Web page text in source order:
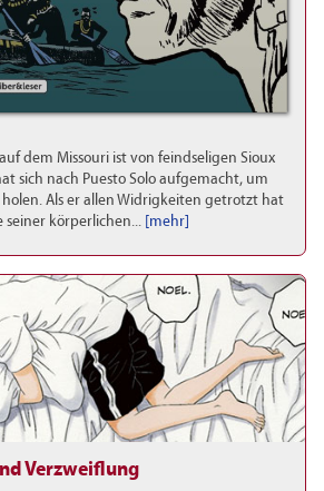
dem Missouri ist von feindseligen Sioux
sich nach Puesto Solo aufgemacht, um
Als er allen Widrigkeiten getrotzt hat
seiner körperlichen... [mehr]
Verzweiflung